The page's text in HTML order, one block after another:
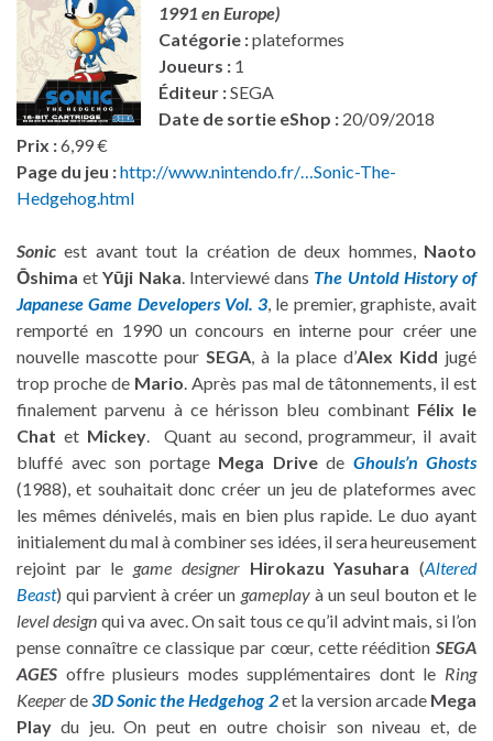
1991 en Europe)
Catégorie :plateformes
Joueurs : 1
Éditeur :SEGA
Date de sortie eShop : 20/09/2018
Prix :6,99 €
Page du jeu :http://www.nintendo.fr/…Sonic-The-
Hedgehog.html
Sonic est avant tout la création de deux hommes, Naoto
Ōshima etYūji Naka. Interviewé dans The Untold History of
Japanese Game Developers Vol. 3, le premier, graphiste, avait
remporté en 1990 un concours en interne pour créer une
nouvelle mascotte pour SEGA, à la place d’Alex Kidd jugé
trop proche de Mario. Après pas mal de tâtonnements, il est
finalement parvenu à ce hérisson bleu combinant Félix le
Chat et Mickey. Quant au second, programmeur, il avait
bluffé avec son portage Mega Drivede Ghouls’n Ghosts
(1988), et souhaitait donc créer un jeu de plateformes avec
les mêmes dénivelés, mais en bien plus rapide. Le duo ayant
initialement du mal à combiner ses idées, il sera heureusement
rejoint par le game designer Hirokazu Yasuhara (Altered
Beast) qui parvient à créer un gameplayà un seul bouton et le
level design qui va avec. On sait tous ce qu’il advint mais, si l’on
pense connaître ce classique par cœur, cette réédition SEGA
AGES offre plusieurs modes supplémentaires dont le Ring
Keeperde3D Sonic the Hedgehog 2et la version arcade Mega
Play du jeu. On peut en outre choisir son niveau et, de